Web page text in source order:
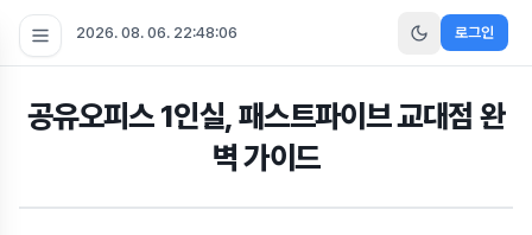
2026. 08. 06. 22:48:07 로그인
공유오피스 1인실, 패스트파이브 교대점 완
벽 가이드